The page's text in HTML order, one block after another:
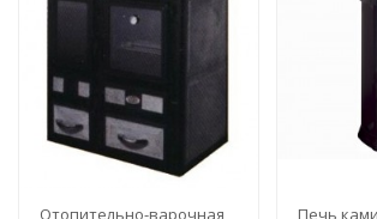
Отопительно-варочная
Печь